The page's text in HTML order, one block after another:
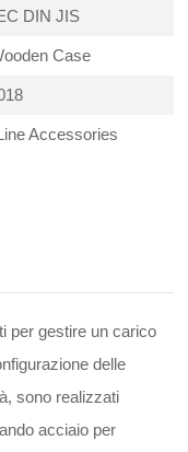
DIN JIS
Case
Accessories
per gestire un carico
delle
sono realizzati
acciaio per